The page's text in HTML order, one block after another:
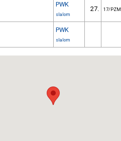
PWK
slalom
27. 17/PZM
PWK
slalom